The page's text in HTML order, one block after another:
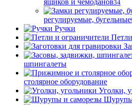
ящиков и чемоданов34
регулируемые, бугельные
Ручки
шпингалеты
столярное оборудование
Уголки,
Шурупы